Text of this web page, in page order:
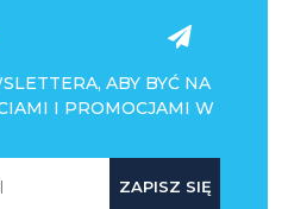
ABY BYĆ NA
I PROMOCJAMI W
ZAPISZ SIĘ